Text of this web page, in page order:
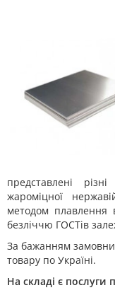
представлені
жароміцної
методом плавлення
безліччю ГОСТів
За бажанням
товару по Україні.
На складі є послуги